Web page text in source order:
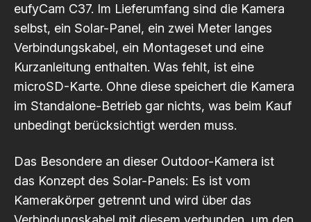
eufyCam C37. Im Lieferumfang sind die Kamera
selbst, ein Solar-Panel, ein zwei Meter langes
Verbindungskabel, ein Montageset und eine
Kurzanleitung enthalten. Was fehlt, ist eine
microSD-Karte. Ohne diese speichert die Kamera
im Standalone-Betrieb gar nichts, was beim Kauf
unbedingt berücksichtigt werden muss.
Das Besondere an dieser Outdoor-Kamera ist
das Konzept des Solar-Panels: Es ist vom
Kamerakörper getrennt und wird über das